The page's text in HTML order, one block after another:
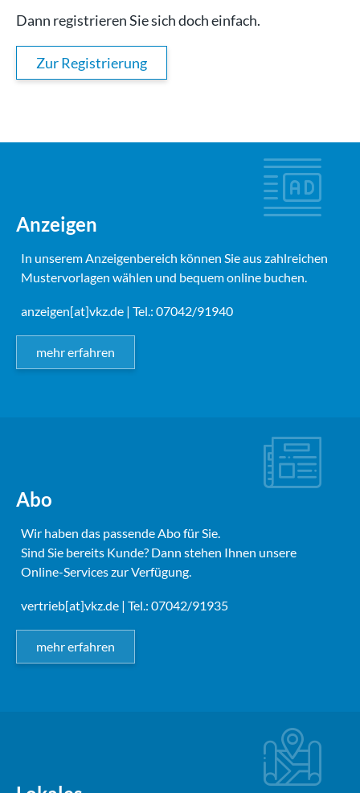
Dann registrieren Sie sich doch einfach.
Zur Registrierung
Anzeigen
In unserem Anzeigenbereich können Sie aus zahlreichen
Mustervorlagen wählen und bequem online buchen.
anzeigen[at]vkz.de | Tel.: 07042/91940
mehr erfahren
Abo
Wir haben das passende Abo für Sie.
Sind Sie bereits Kunde? Dann stehen Ihnen unsere
Online-Services zur Verfügung.
vertrieb[at]vkz.de | Tel.: 07042/91935
mehr erfahren